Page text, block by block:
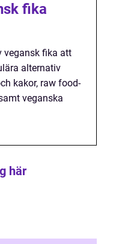
fika
vegansk fika att
alternativ
kakor, raw food-
veganska
här